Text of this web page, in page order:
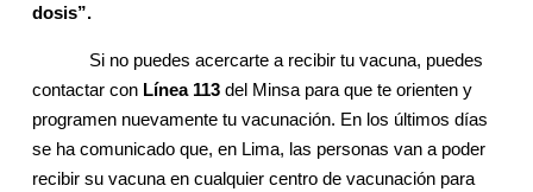
dosis”.
Si no puedes acercarte a recibir tu vacuna, puedes
contactar con Línea 113 del Minsa para que te orienten y
programen nuevamente tu vacunación. En los últimos días
se ha comunicado que, en Lima, las personas van a poder
recibir su vacuna en cualquier centro de vacunación para